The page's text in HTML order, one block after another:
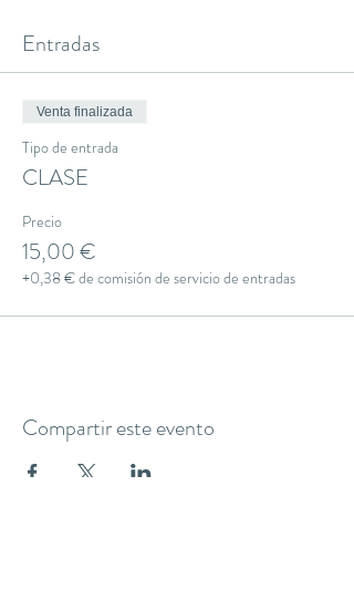
Entradas
Venta finalizada
Tipo de entrada
CLASE
Precio
15,00 €
+0,38 € de comisión de servicio de entradas
Compartir este evento